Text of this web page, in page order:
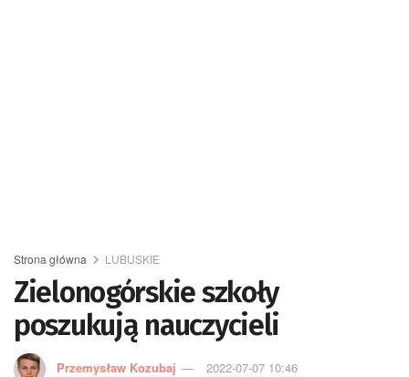
Strona główna LUBUSKIE
Zielonogórskie szkoły
poszukują nauczycieli
Przemysław Kozubaj 2022-07-07 10:46